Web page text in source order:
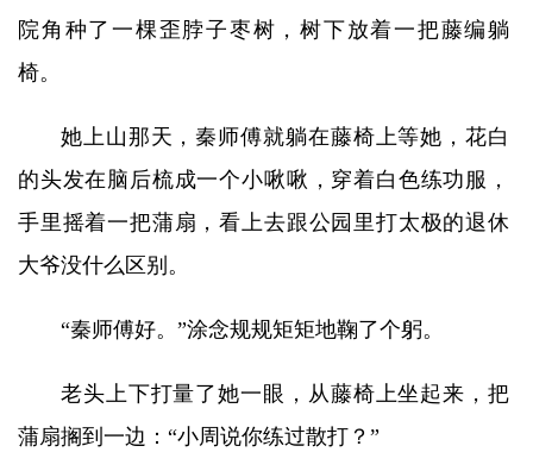
院角种了一棵歪脖子枣树，树下放着一把藤编躺
椅。
她上山那天，秦师傅就躺在藤椅上等她，花白
的头发在脑后梳成一个小啾啾，穿着白色练功服，
手里摇着一把蒲扇，看上去跟公园里打太极的退休
大爷没什么区别。
“秦师傅好。”涂念规规矩矩地鞠了个躬。
老头上下打量了她一眼，从藤椅上坐起来，把
蒲扇搁到一边：“小周说你练过散打？”